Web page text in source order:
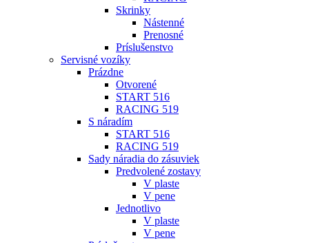
Skrinky
Nástenné
Prenosné
Príslušenstvo
Servisné vozíky
Prázdne
Otvorené
START 516
RACING 519
S náradím
START 516
RACING 519
Sady náradia do zásuviek
Predvolené zostavy
V plaste
V pene
Jednotlivo
V plaste
V pene